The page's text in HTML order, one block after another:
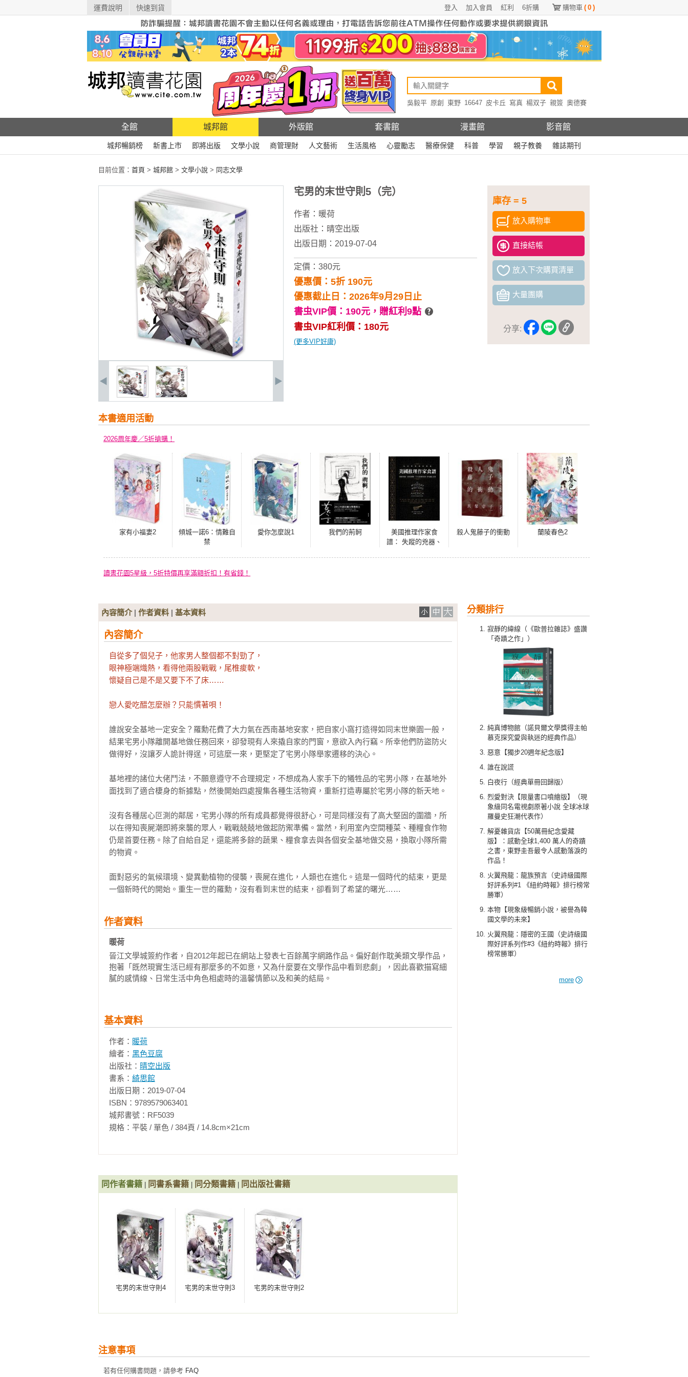
運費說明 快速到貨 購物車 ( 0 )
6折購
紅利
加入會員
登入
吳毅平 原創 東野 16647 皮卡丘 寫真 楊双子 親簽 奧德賽
全館 城邦館 外版館 套書館 漫畫館 影音館
城邦暢銷榜 新書上市 即將出版 文學小說 商管理財 人文藝術 生活風格 心靈勵志 醫療保健 科普 學習 親子教養 雜誌期刊
目前位置： 首頁 > 城邦館 > 文學小說 > 同志文學
庫存 = 5
放入購物車
直接結帳
放入下次購買清單
大量團購
分享:
宅男的末世守則5（完）
作者： 暖荷
出版社： 晴空出版
出版日期：2019-07-04
定價：380元
優惠價：5折 190元
優惠截止日：2026年9月29日止
書虫VIP價：190元， 贈紅利9點
書虫VIP紅利價：180元
(更多VIP好康)
本書適用活動
2026周年慶／5折搶購！
家有小福妻2
傾城一諾6：情難自
禁
愛你怎麼說1 我們的荊軻
美國推理作家食
譜： 失蹤的兇器、
殺人鬼藤子的衝動 蘭陵春色2
讀書花園5星級，5折特價再享滿額折扣！有省錢！
分類排行
寂靜的緯線（《歐普拉雜誌》盛讚
「奇蹟之作」）
純真博物館（諾貝爾文學獎得主帕
慕克探究愛與執迷的經典作品）
惡意【獨步20週年紀念版】
誰在說謊
白夜行（經典單冊回歸版）
烈愛對決【限量書口噴繪版】（現
象級同名電視劇原著小說 全球冰球
羅曼史狂潮代表作）
解憂雜貨店【50萬冊紀念愛藏
版】：感動全球1,400 萬人的奇蹟
之書，東野圭吾最令人感動落淚的
作品！
火翼飛龍：龍族預言（史詩級國際
好評系列#1 《紐約時報》排行榜常
勝軍）
本物【現象級暢銷小說，被譽為韓
國文學的未來】
火翼飛龍：隱密的王國（史詩級國
際好評系列作#3《紐約時報》排行
榜常勝軍）
more
內容簡介| 作者資料 | 基本資料
內容簡介
自從多了個兒子，他家男人整個都不對勁了，
眼神極端熾熱，看得他兩股戰戰，尾椎痠軟，
懷疑自己是不是又要下不了床……
戀人愛吃醋怎麼辦？只能慣著唄！
誰說安全基地一定安全？羅勳花費了大力氣在西南基地安家，把自家小窩打造得如同末世樂園一般，
結果宅男小隊離開基地做任務回來，卻發現有人來撬自家的門窗，意欲入內行竊。所幸他們防盜防火
做得好，沒讓歹人詭計得逞，可這麼一來，更堅定了宅男小隊舉家遷移的決心。
基地裡的諸位大佬鬥法，不願意遵守不合理規定，不想成為人家手下的犧牲品的宅男小隊，在基地外
面找到了適合棲身的新據點，然後開始四處搜集各種生活物資，重新打造專屬於宅男小隊的新天地。
沒有各種居心叵測的鄰居，宅男小隊的所有成員都覺得很舒心，可是同樣沒有了高大堅固的圍牆，所
以在得知喪屍潮即將來襲的眾人，戰戰兢兢地做起防禦準備。當然，利用室內空間種菜、種糧食作物
仍是首要任務。除了自給自足，還能將多餘的蔬果、糧食拿去與各個安全基地做交易，換取小隊所需
的物資。
面對惡劣的氣候環境、變異動植物的侵襲，喪屍在進化，人類也在進化。這是一個時代的結束，更是
一個新時代的開始。重生一世的羅勳，沒有看到末世的結束，卻看到了希望的曙光……
作者資料
暖荷
晉江文學城簽約作者，自2012年起已在網站上發表七百餘萬字網路作品。偏好創作耽美類文學作品，
抱著「既然現實生活已經有那麼多的不如意，又為什麼要在文學作品中看到悲劇」，因此喜歡描寫細
膩的感情線、日常生活中角色相處時的溫馨情節以及和美的結局。
基本資料
作者： 暖荷
繪者： 黑色豆腐
出版社： 晴空出版
書系： 綺思館
出版日期：2019-07-04
ISBN：9789579063401
城邦書號：RF5039
規格：平裝 / 單色 / 384頁 / 14.8cm×21cm
同作者書籍 同書系書籍 同分類書籍 同出版社書籍
宅男的末世守則4 宅男的末世守則3 宅男的末世守則2
注意事項
若有任何購書問題，請參考 FAQ